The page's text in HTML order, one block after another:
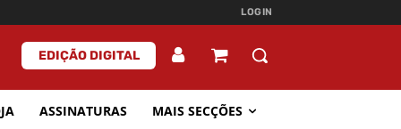
LOGIN
EDIÇÃO DIGITAL
ASSINATURAS MAIS SECÇÕES